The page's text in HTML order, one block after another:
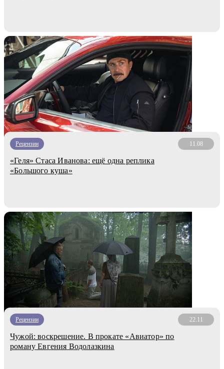
Рецензии 11.08
«Геля» Стаса Иванова: ещё одна реплика
«Большого куша»
Рецензии 22.11
Чужой: воскрешение. В прокате «Авиатор» по
роману Евгения Водолазкина